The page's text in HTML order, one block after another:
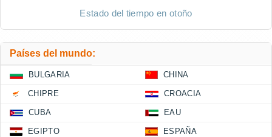
Estado del tiempo en otoño
Países del mundo:
BULGARIA CHINA
CHIPRE CROACIA
CUBA EAU
EGIPTO ESPAÑA